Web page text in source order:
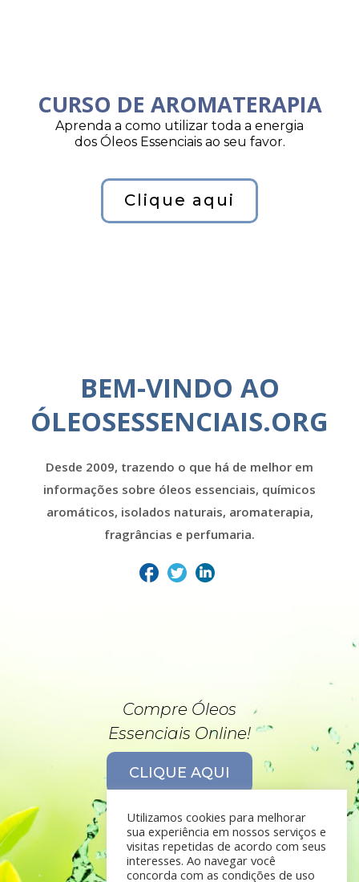
CURSO DE AROMATERAPIA
Aprenda a como utilizar toda a energia
dos Óleos Essenciais ao seu favor.
Clique aqui
BEM-VINDO AO
ÓLEOSESSENCIAIS.ORG
Desde 2009, trazendo o que há de melhor em
informações sobre óleos essenciais, químicos
aromáticos, isolados naturais, aromaterapia,
fragrâncias e perfumaria.
Compre Óleos
Essenciais Online!
CLIQUE AQUI
Utilizamos cookies para melhorar
sua experiência em nossos serviços e
visitas repetidas de acordo com seus
interesses. Ao navegar você
concorda com as condições de uso